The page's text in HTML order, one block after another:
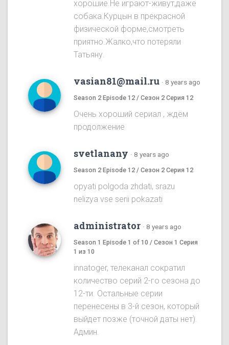
хорошие.Не играют-живут,даже
собака.Курцын в прекрасной
физической форме,смотреть
приятно.Жалко,что потеряли
Татьяну.
vasian81@mail.ru · 8 years ago
Season 2 Episode 12 / Сезон 2 Серия 12
Очень хороший сериал , ждём
продолжение
svetlanany · 8 years ago
Season 2 Episode 12 / Сезон 2 Серия 12
opyati polgoda zhdati, srazu
nelizya vse serii pokazati
administrator · 8 years ago
Season 1 Episode 1 of 10 / Сезон 1 Серия
1 из 10
innatoger, телеканал сократил
количество серий 2-го сезона до
12-ти. Остальные серии
перенесены в 3-й сезон, который
выйдет позже (точной даты нет).
Админ.